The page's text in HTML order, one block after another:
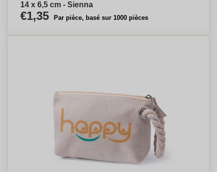
14 x 6,5 cm - Sienna
€1,35 Par pièce, basé sur 1000 pièces